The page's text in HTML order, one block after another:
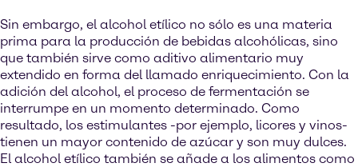
Sin embargo, el alcohol etílico no sólo es una materia
prima para la producción de bebidas alcohólicas, sino
que también sirve como aditivo alimentario muy
extendido en forma del llamado enriquecimiento. Con la
adición del alcohol, el proceso de fermentación se
interrumpe en un momento determinado. Como
resultado, los estimulantes -por ejemplo, licores y vinos-
tienen un mayor contenido de azúcar y son muy dulces.
El alcohol etílico también se añade a los alimentos como